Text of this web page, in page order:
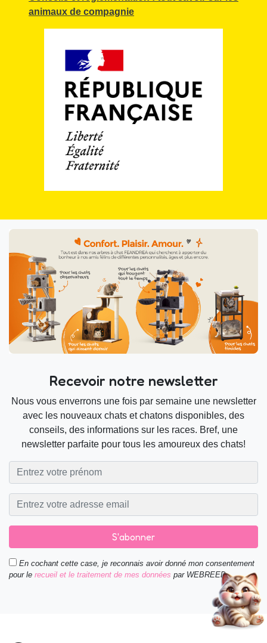
animaux de compagnie
Recevoir notre newsletter
Nous vous enverrons une fois par semaine une newsletter
avec les nouveaux chats et chatons disponibles, des
conseils, des informations sur les races. Bref, une
newsletter parfaite pour tous les amoureux des chats!
S'abonner
En cochant cette case, je reconnais avoir donné mon consentement
pour le recueil et le traitement de mes données par WEBREED.